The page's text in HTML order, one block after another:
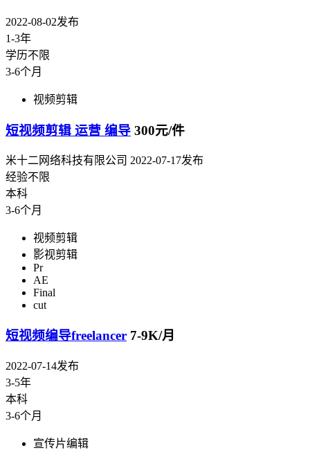
2022-08-02发布
1-3年
学历不限
3-6个月
视频剪辑
短视频剪辑 运营 编导 300元/件
米十二网络科技有限公司 2022-07-17发布
经验不限
本科
3-6个月
视频剪辑
影视剪辑
Pr
AE
Final
cut
短视频编导freelancer 7-9K/月
2022-07-14发布
3-5年
本科
3-6个月
宣传片编辑